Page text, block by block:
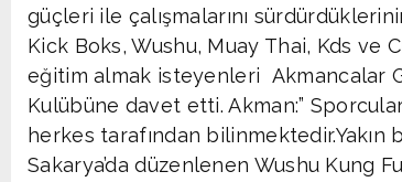
güçleri ile çalışmalarını
Kick Boks, Wushu, Muay Thai, Kds ve
eğitim almak isteyenleri Akmancalar
Kulübüne davet etti. Akman:”
herkes tarafından bilinmektedir.Yakın
Sakarya’da düzenlenen Wushu Kung